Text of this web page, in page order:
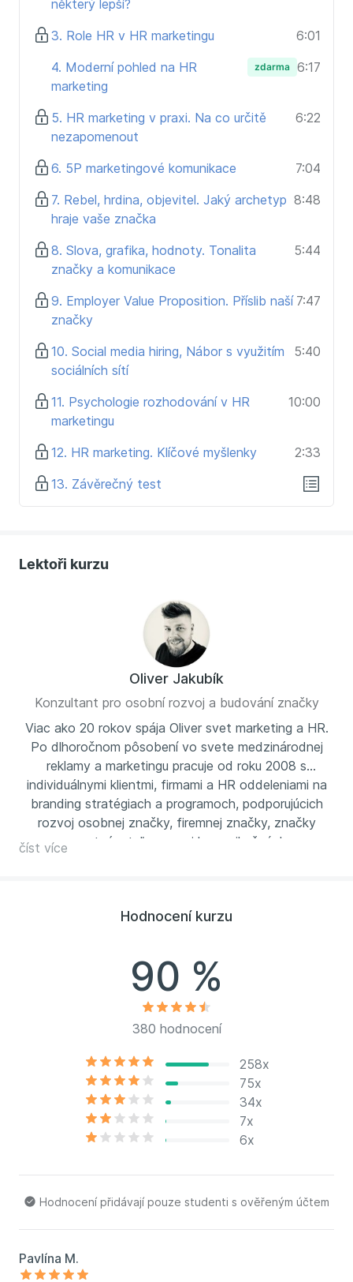
kterým chybám se při tom vyhnutí?
Proč nesmíme zapomenout na interní HR
A jaké jsou nejlepší digitální nástroje pro HR
marketing v praxi,
Obsah kurzu nejlépe využijí především hlavmě HR
ředitelé, HR manažeři, Employer Branding specialisté,
marketéři s přesahem na značku zamestávateľa. Ale
najde si v něm své každý, koho zajímá téma
budování, rozvoje a komunikace atraktivní, moderní a
autentické značky zaměstnavatele v praxi.
některý lepší?
3. Role HR v HR marketingu
6:01
4. Moderní pohled na HR
marketing
zdarma 6:17
5. HR marketing v praxi. Na co určitě
nezapomenout
6:22
6. 5P marketingové komunikace
7:04
7. Rebel, hrdina, objevitel. Jaký archetyp
hraje vaše značka
8:48
8. Slova, grafika, hodnoty. Tonalita
značky a komunikace
5:44
9. Employer Value Proposition. Příslib naší
značky
7:47
10. Social media hiring, Nábor s využitím
sociálních sítí
5:40
11. Psychologie rozhodování v HR
marketingu
10:00
12. HR marketing. Klíčové myšlenky
2:33
13. Závěrečný test
Lektoři kurzu
Oliver Jakubík
Konzultant pro osobní rozvoj a budování značky
Viac ako 20 rokov spája Oliver svet marketing a HR.
Po dlhoročnom pôsobení vo svete medzinárodnej
reklamy a marketingu pracuje od roku 2008 s
individuálnymi klientmi, firmami a HR oddeleniami na
branding stratégiach a programoch, podporujúcich
rozvoj osobnej značky, firemnej značky, značky
zamestnávateľa, rozvoj komunikačných a
medzinárodných a domácich firiem, podnikateľov,
číst více
Hodnocení kurzu
90 %
380 hodnocení
258x
75x
34x
7x
6x
Hodnocení přidávají pouze studenti s ověřeným účtem
Pavlína M.